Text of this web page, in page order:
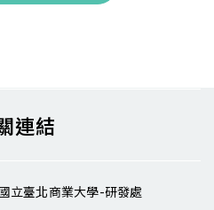
連結
立臺北商業大學-研發處